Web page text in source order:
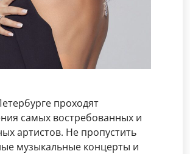
проходят
самых востребованных и
артистов. Не пропустить
музыкальные концерты и